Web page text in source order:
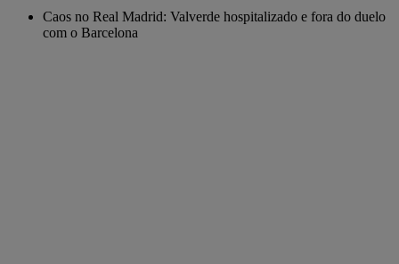
Caos no Real Madrid: Valverde hospitalizado e fora do duelo
com o Barcelona